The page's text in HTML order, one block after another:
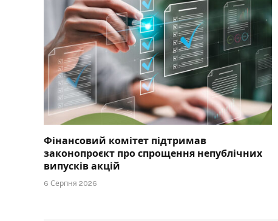
Фінансовий комітет підтримав
законопроєкт про спрощення непублічних
випусків акцій
6 Серпня 2026